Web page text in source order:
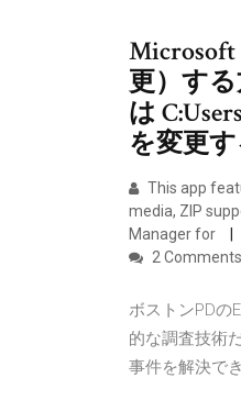
更）す
は
を変更
This app
media, ZIP
Manager for
2 Comments
ボストンPDの
的な調査技術
事件を解決で